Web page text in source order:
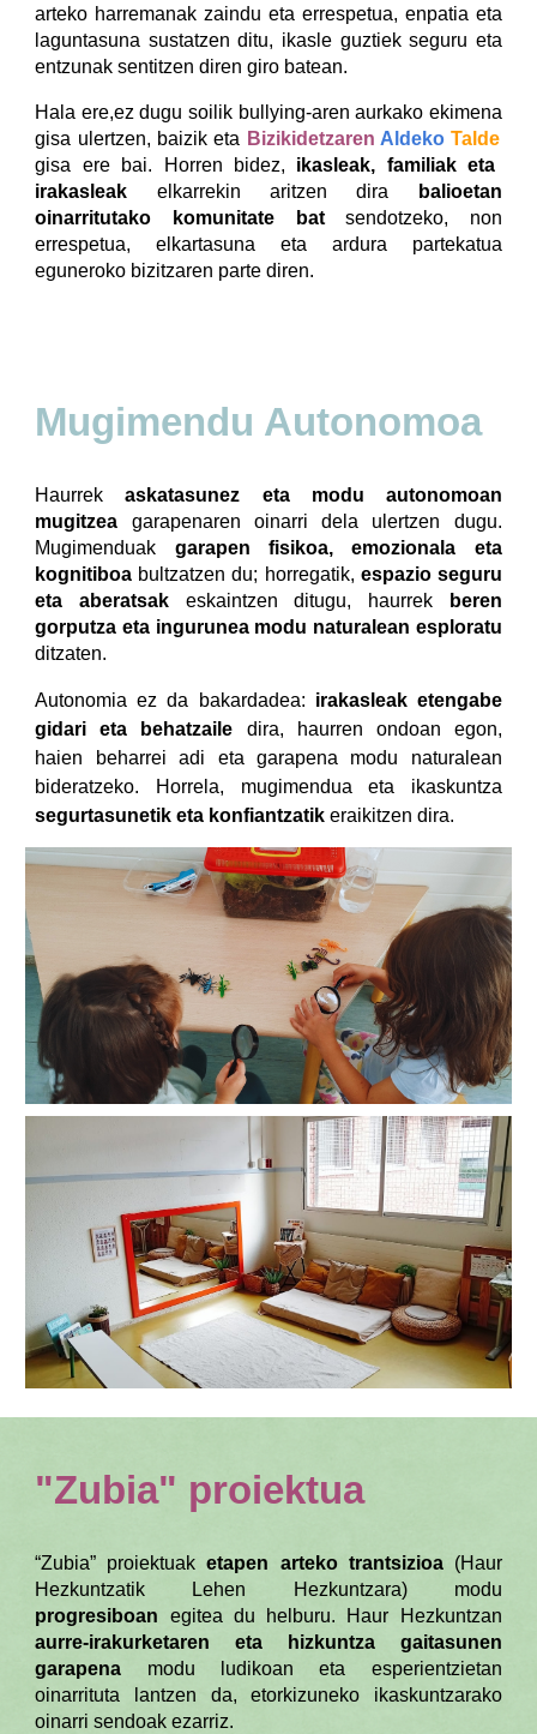
arteko harremanak zaindu eta errespetua, enpatia eta
laguntasuna sustatzen ditu, ikasle guztiek seguru eta
entzunak sentitzen diren giro batean.
Hala ere,ez dugu soilik bullying-aren aurkako ekimena
gisa ulertzen, baizik eta Bizikidetzaren Aldeko Talde
gisa ere bai. Horren bidez, ikasleak, familiak eta
irakasleak elkarrekin aritzen dira
balioetan
oinarritutako komunitate batsendotzeko, non
errespetua, elkartasuna eta ardura partekatua
eguneroko bizitzaren parte diren.
Mugimendu Autonomoa
Haurrekaskatasunez eta modu autonomoan
mugitzea garapenaren oinarri dela ulertzen dugu.
Mugimenduak garapen fisikoa, emozionala eta
kognitiboa bultzatzen du; horregatik, espazio seguru
eta aberatsak eskaintzen ditugu, haurrek
beren
gorputza eta ingurunea modu naturalean esploratu
ditzaten.
Autonomia ez da bakardadea: irakasleak etengabe
gidari eta behatzaile dira, haurren ondoan egon,
haien beharrei adi eta garapena modu naturalean
bideratzeko. Horrela, mugimendua eta ikaskuntza
segurtasunetik eta konfiantzatik eraikitzen dira.
"Zubia" proiektua
“Zubia” proiektuaketapen arteko trantsizioa(Haur
Hezkuntzatik Lehen Hezkuntzara) modu
progresiboan egitea du helburu. Haur Hezkuntzan
aurre-irakurketaren eta hizkuntza gaitasunen
garapena modu ludikoan eta esperientzietan
oinarrituta lantzen da, etorkizuneko ikaskuntzarako
oinarri sendoak ezarriz.